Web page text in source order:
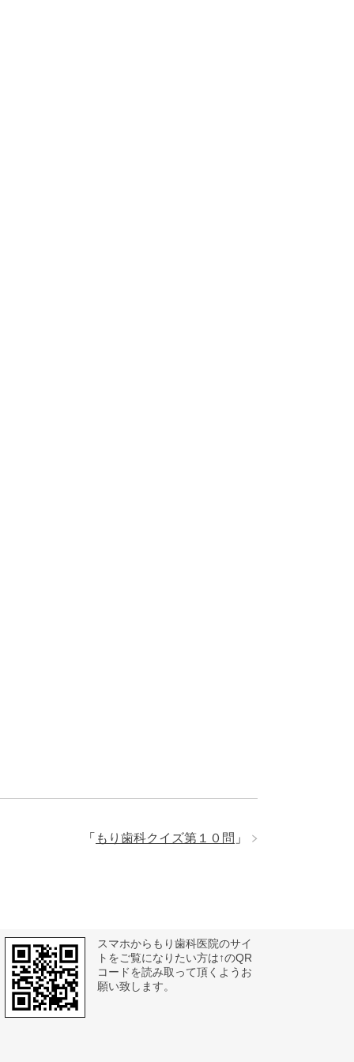
「 もり歯科クイズ第１０問 」
スマホからもり歯科医院のサイ
トをご覧になりたい方は↑のQR
コードを読み取って頂くようお
願い致します。